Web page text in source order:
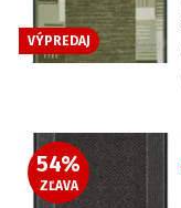
VÝPREDAJ
54%
ZĽAVA